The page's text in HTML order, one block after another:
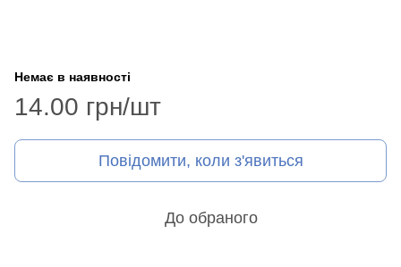
Немає в наявності
14.00 грн/шт
Повідомити, коли з'явиться
До обраного